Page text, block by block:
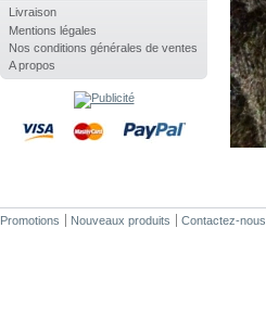
Livraison
Mentions légales
Nos conditions générales de ventes
A propos
Promotions Nouveaux produits Contactez-nous